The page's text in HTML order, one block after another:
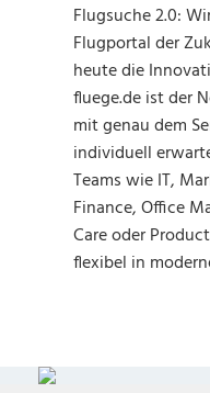
Flugsuche 2.0:
Flugportal der
heute die
fluege.de ist der
mit genau dem
individuell
Teams wie IT,
Finance, Office
Care oder
flexibel in